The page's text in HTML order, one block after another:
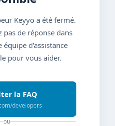
Keyyo a été fermé.
pas de réponse dans
équipe d'assistance
pour vous aider.
la FAQ
developers
ou